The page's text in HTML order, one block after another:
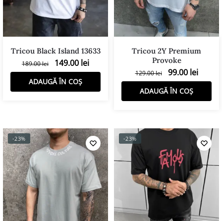
Tricou Black Island 13633
189.00lei 149.00 lei
ADAUGĂ ÎN COȘ
Tricou 2Y Premium
Provoke
129.00lei 99.00 lei
ADAUGĂ ÎN COȘ
-23% -23%